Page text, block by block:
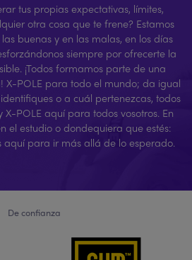
tus propias expectativas, límites,
otra cosa que te frene? Estamos
buenas y en las malas, en los días
siempre por ofrecerte la
¡Todos formamos parte de una
X-POLE para todo el mundo; da igual
o a cuál pertenezcas, todos
X-POLE aquí para todos vosotros. En
el estudio o dondequiera que estés:
aquí para ir más allá de lo esperado.
De confianza